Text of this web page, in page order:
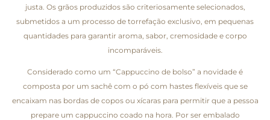
justa. Os grãos produzidos são criteriosamente selecionados,
submetidos a um processo de torrefação exclusivo, em pequenas
quantidades para garantir aroma, sabor, cremosidade e corpo
incomparáveis.
Considerado como um “Cappuccino de bolso” a novidade é
composta por um sachê com o pó com hastes flexíveis que se
encaixam nas bordas de copos ou xícaras para permitir que a pessoa
prepare um cappuccino coado na hora. Por ser embalado